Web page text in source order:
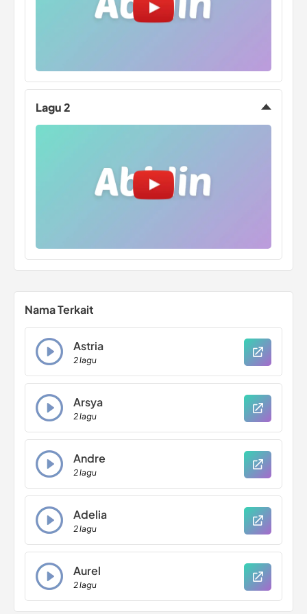
Lagu 2
Nama Terkait
Astria
2 lagu
Arsya
2 lagu
Andre
2 lagu
Adelia
2 lagu
Aurel
2 lagu